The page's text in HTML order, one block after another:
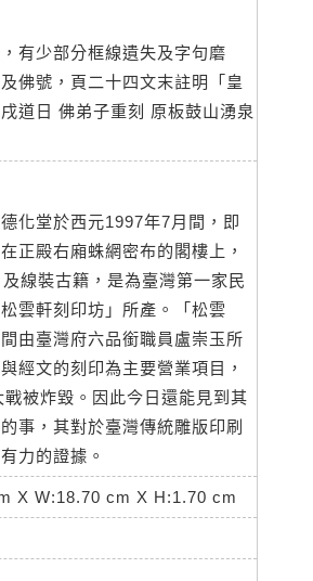
有少部分框線遺失及字句磨
佛號，頁二十四文末註明「皇
道日 佛弟子重刻 原板鼓山湧泉
化堂於西元1997年7月間，即
正殿右廂蛛網密布的閣樓上，
線裝古籍，是為臺灣第一家民
雲軒刻印坊」所產。「松雲
由臺灣府六品銜職員盧崇玉所
經文的刻印為主要營業項目，
被炸毀。因此今日還能見到其
事，其對於臺灣傳統雕版印刷
力的證據。
X W:18.70 cm X H:1.70 cm